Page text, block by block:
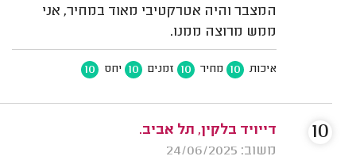
המצבר והיה אטרקטיבי מאוד במחיר, אני
ממש מרוצה ממנו.
איכות 10 מחיר 10 זמנים 10 יחס 10
דייויד בלקין, תל אביב.
משוב: 24/06/2025
10